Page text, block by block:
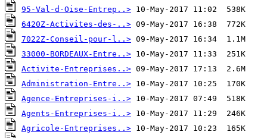
95-Val-d-Oise-Entrep..>
6420Z-Activites-des-..>
7022Z-Conseil-pour-l..>
33000-BORDEAUX-Entre..>
Activite-Entreprises..>
Administration-Entre..>
Agence-Entreprises-i..>
Agents-Entreprises-i..>
Agricole-Entreprises..>